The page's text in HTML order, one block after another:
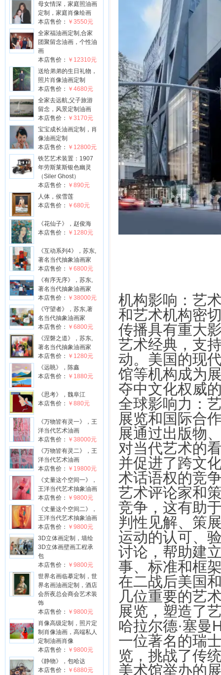
母女情深，家庭照油画
定制，家庭肖像绘画
本店售价： ￥3550元
全家福油画定制,合家
团聚留念油画，个性油
画
本店售价： ￥12310元
送给弟弟的生日礼物，
照片肖像油画定制
本店售价： ￥4680元
全家去远航,父子旅游
留念，风景定制油画
本店售价： ￥3170元
宝宝成长油画定制，肖
像油画定制
本店售价： ￥12800元
铁艺艺术装置：1907
年劳斯莱斯银色幽灵
（Siler Ghost）
本店售价： ￥890元
人体，侯雪莲
本店售价： ￥680元
《花仙子》，赵俊海
本店售价： ￥1280元
《互动系列4》，苏东,
著名当代抽象油画家
本店售价： ￥6800元
《有序无序》，苏东,
著名当代抽象油画家
本店售价： ￥38000元
《守望者》，苏东,著
名当代抽象油画家
本店售价： ￥6800元
《涅磐之道》，苏东,
著名当代抽象油画家
本店售价： ￥1280元
《远眺》，陈鑫
本店售价： ￥1880元
《思考》，魏阜江
本店售价： ￥880元
《万物皆有灵一》，王
洋当代艺术油画
本店售价： ￥38000元
《万物皆有灵二》，王
洋当代艺术油画
本店售价： ￥19800元
《丈量这个空间一》，
王洋当代艺术抽象油画
本店售价： ￥9800元
《丈量这个空间二》，
王洋当代艺术抽象油画
本店售价： ￥9800元
3D立体画定制，墙绘
3D立体画壁画工程承
包
本店售价： ￥9800元
世界名画临摹定制，世
界名画油画定制，酒店
会所夜总会商会艺术装
饰
本店售价： ￥9800元
肖像高级定制，照片定
制肖像油画，高端私人
定制油画肖像
本店售价： ￥9800元
《静物》，包哈达
本店售价： ￥6880元
机构影响：艺
和艺术机构密
传播具有重大
艺术经典，支
动。美国的现
馆等机构成为
夺中文化权威
全球影响力：
展览和国际合
展通过出版物
对当代艺术的
并促进了跨文
术话语权的竞
艺术评论家和
竞争，这有助
判性见解、策
运动的认可、
讨论，帮助建
事、标准和框
在二战后美国
几位重要的艺
展览，塑造了
哈拉尔德·塞曼
一位著名的瑞
览，挑战了传
美术馆举办的